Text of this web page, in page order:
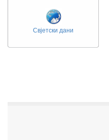
Свјетски дани